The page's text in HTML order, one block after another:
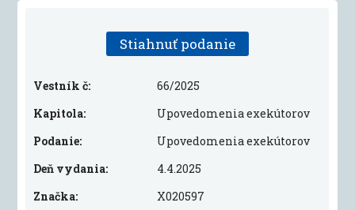
Stiahnuť podanie
Vestník č:
66/2025
Kapitola:
Upovedomenia exekútorov
Podanie:
Upovedomenia exekútorov
Deň vydania:
4.4.2025
Značka:
X020597